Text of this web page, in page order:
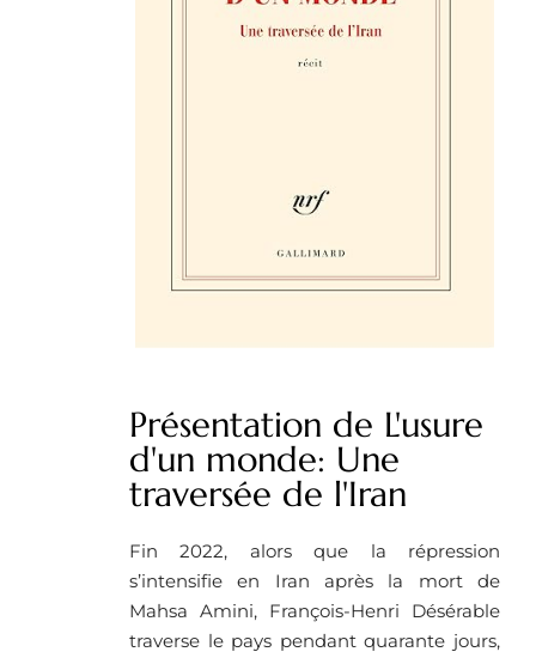
Présentation de L'usure
d'un monde: Une
traversée de l'Iran
Fin 2022, alors que la répression
s’intensifie en Iran après la mort de
Mahsa Amini, François-Henri Désérable
traverse le pays pendant quarante jours,